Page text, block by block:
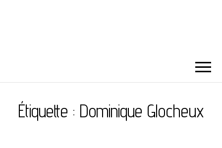
Étiquette : Dominique Glocheux